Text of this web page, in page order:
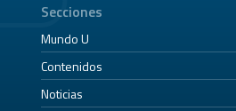
Secciones
Mundo U
Contenidos
Noticias